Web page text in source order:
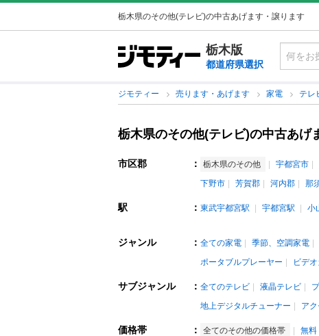
栃木県のその他(テレビ)の中古あげます・譲ります
栃木版
都道府県選択
ジモティー 売ります・あげます 家電 テレ
栃木県のその他(テレビ)の中古あげ
市区郡 ： 栃木県のその他 宇都宮市
下野市
芳賀郡 河内郡 那
駅 ： 東武宇都宮駅 宇都宮駅 小
ジャンル ： 全ての家電 季節、空調家電
ポータブルプレーヤー
ビデ
サブジャンル ： 全てのテレビ 液晶テレビ
地上デジタルチューナー
ア
価格帯 ： 全てのその他の価格帯 無料